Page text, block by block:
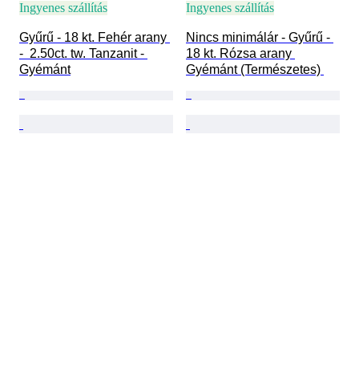
Ingyenes szállítás
Gyűrű - 18 kt. Fehér arany
-  2.50ct. tw. Tanzanit -
Gyémánt
Ingyenes szállítás
Nincs minimálár - Gyűrű -
18 kt. Rózsa arany
Gyémánt (Természetes)